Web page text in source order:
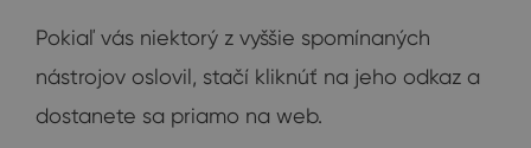
Pokiaľ vás niektorý z vyššie spomínaných
nástrojov oslovil, stačí kliknúť na jeho odkaz a
dostanete sa priamo na web.